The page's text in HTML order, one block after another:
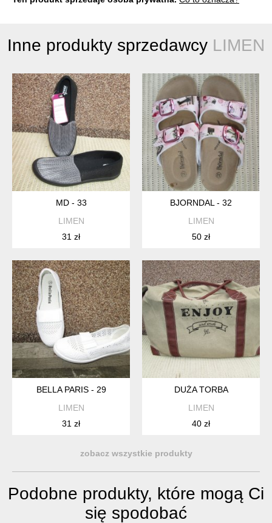
Inne produkty sprzedawcy LIMEN
MD - 33
LIMEN
31 zł
BJORNDAL - 32
LIMEN
50 zł
BELLA PARIS - 29
LIMEN
31 zł
DUŻA TORBA
LIMEN
40 zł
zobacz wszystkie produkty
Podobne produkty, które mogą Ci
się spodobać